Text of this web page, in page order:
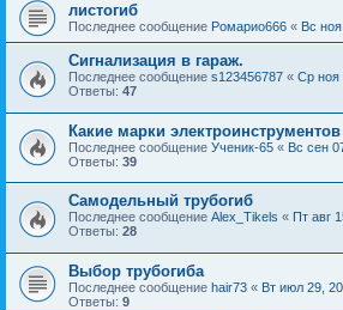
листогиб
Последнее сообщение Ромарио666 « Вс
Сигнализация в гараж.
Последнее сообщение s123456787 « Ср ноя
Ответы: 47
Какие марки
Последнее сообщение Ученик-65 « Вс сен
Ответы: 39
Самодельный трубогиб
Последнее сообщение Alex_Tikels « Пт авг
Ответы: 28
Выбор трубогиба
Последнее сообщение hair73 « Вт июл 29,
Ответы: 9